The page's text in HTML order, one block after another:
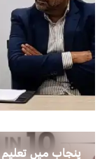
پنجاب میں